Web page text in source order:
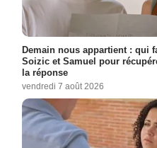
Demain nous appartient : qui
Soizic et Samuel pour
la réponse
vendredi 7 août 2026